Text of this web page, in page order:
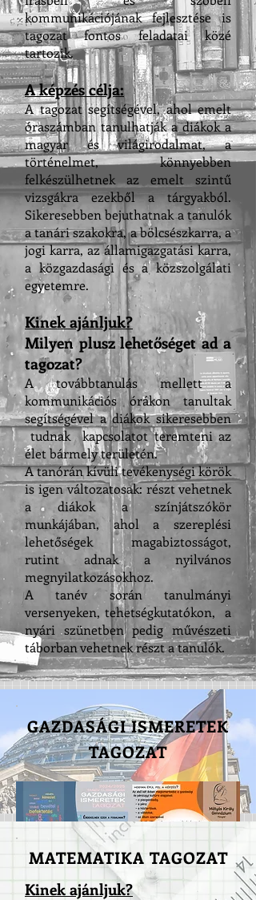
kommunikációjának fejlesztése is
tagozat fontos feladatai közé
tartozik.
A képzés célja:
A tagozat segítségével, ahol emelt
óraszámban tanulhatják a diákok a
magyar és világirodalmat, a
történelmet, könnyebben
felkészülhetnek az emelt szintű
vizsgákra ezekből a tárgyakból.
Sikeresebben bejuthatnak a tanulók
a tanári szakokra, a bölcsészkarra, a
jogi karra, az államigazgatási karra,
a közgazdasági és a közszolgálati
egyetemre.
Kinek ajánljuk?
Milyen plusz lehetőséget ad a
tagozat?
A továbbtanulás mellett a
kommunikációs órákon tanultak
segítségével a diákok sikeresebben
tudnak kapcsolatot teremteni az
élet bármely területén.
A tanórán kívüli tevékenységi körök
is igen változatosak: részt vehetnek
a diákok a színjátszókör
munkájában, ahol a szereplési
lehetőségek magabiztosságot,
rutint adnak a nyilvános
megnyilatkozásokhoz.
A tanév során tanulmányi
versenyeken, tehetségkutatókon, a
nyári szünetben pedig művészeti
táborban vehetnek részt a tanulók.
GAZDASÁGI ISMERETEK
TAGOZAT
MATEMATIKA TAGOZAT
Kinek ajánljuk?